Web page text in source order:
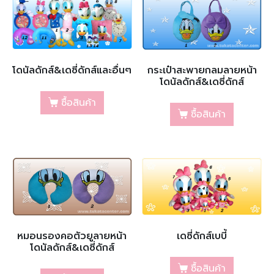
โดนัลดักส์&เดซี่ดักส์และอื่นๆ
ซื้อสินค้า
กระเป๋าสะพายกลมลายหน้า
โดนัลดักส์&เดซี่ดักส์
ซื้อสินค้า
หมอนรองคอตัวยูลายหน้า
โดนัลดักส์&เดซี่ดักส์
เดซี่ดักส์เบบี้
ซื้อสินค้า